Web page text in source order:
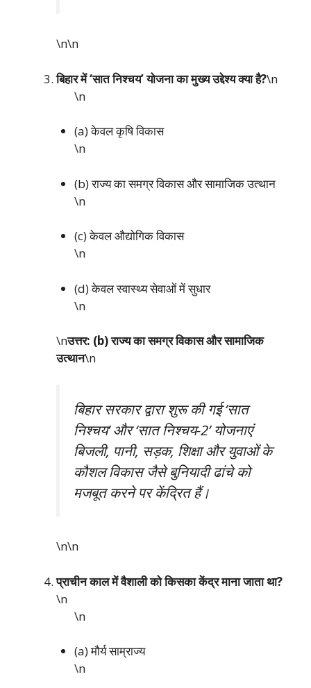
\n\n
बिहार में ‘सात निश्चय’ योजना का मुख्य उद्देश्य क्या है?\n
\n
(a) केवल कृषि विकास
\n
(b) राज्य का समग्र विकास और सामाजिक उत्थान
\n
(c) केवल औद्योगिक विकास
\n
(d) केवल स्वास्थ्य सेवाओं में सुधार
\n
\nउत्तर: (b) राज्य का समग्र विकास और सामाजिक
उत्थान\n
बिहार सरकार द्वारा शुरू की गई ‘सात
निश्चय’ और ‘सात निश्चय-2’ योजनाएं
बिजली, पानी, सड़क, शिक्षा और युवाओं के
कौशल विकास जैसे बुनियादी ढांचे को
मजबूत करने पर केंद्रित हैं।
\n\n
प्राचीन काल में वैशाली को किसका केंद्र माना जाता था?
\n
\n
(a) मौर्य साम्राज्य
\n